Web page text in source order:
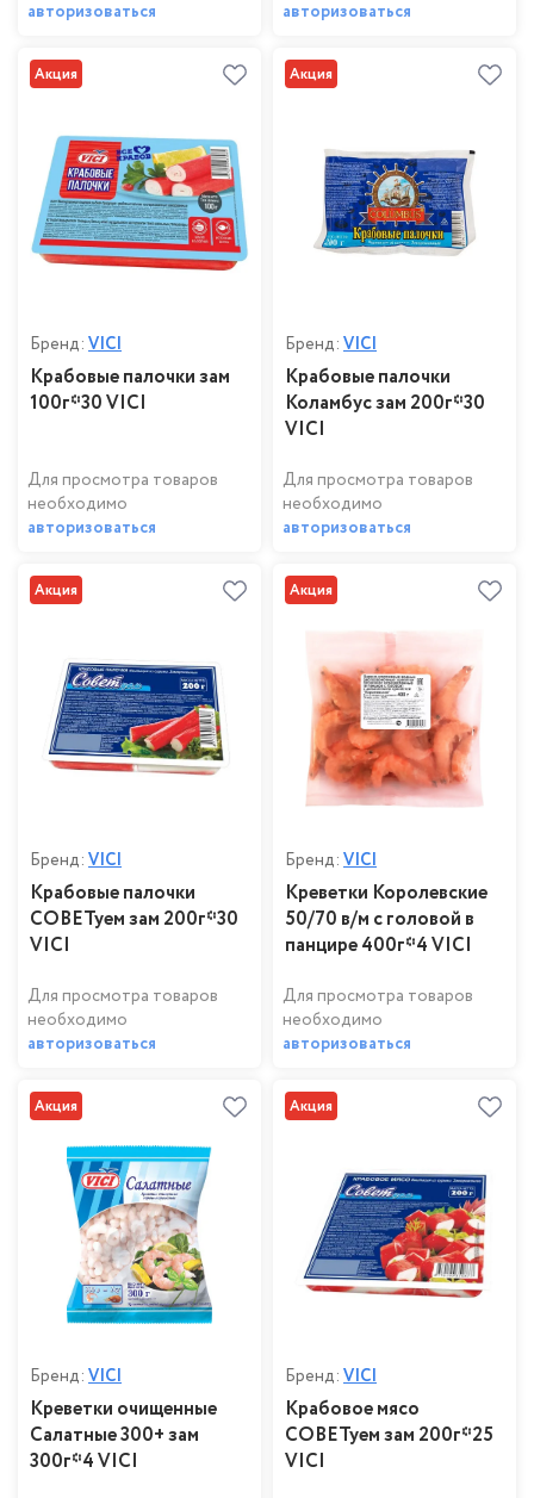
авторизоваться авторизоваться
Акция
Бренд: VICI
Крабовые палочки зам
100г*30 VICI
Для просмотра товаров
необходимо
авторизоваться
Акция
Бренд: VICI
Крабовые палочки
Коламбус зам 200г*30
VICI
Для просмотра товаров
необходимо
авторизоваться
Акция
Бренд: VICI
Крабовые палочки
СОВЕТуем зам 200г*30
VICI
Для просмотра товаров
необходимо
авторизоваться
Акция
Бренд: VICI
Креветки Королевские
50/70 в/м с головой в
панцире 400г*4 VICI
Для просмотра товаров
необходимо
авторизоваться
Акция
Бренд: VICI
Креветки очищенные
Салатные 300+ зам
300г*4 VICI
Акция
Бренд: VICI
Крабовое мясо
СОВЕТуем зам 200г*25
VICI